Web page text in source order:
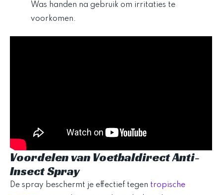
Was handen na gebruik om irritaties te
voorkomen.
Voordelen van Voetbaldirect Anti-
Insect Spray
De spray beschermt je effectief tegen tropische